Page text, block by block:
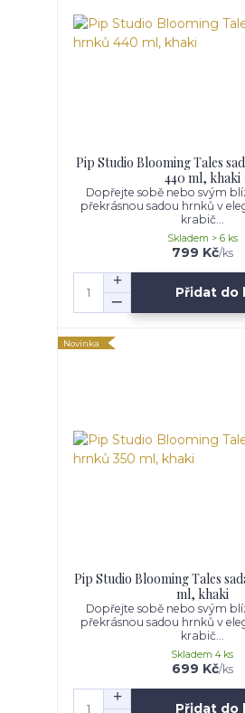
Pip Studio Blooming Tales
440 ml, khaki
Dopřejte sobě nebo svým
překrásnou sadou hrnků v
krabič...
799 Kč/ks
Skladem > 6 ks
Přidat do
Novinka
Pip Studio Blooming Tales
ml, khaki
Dopřejte sobě nebo svým
překrásnou sadou hrnků v
krabič...
699 Kč/ks
Skladem 4 ks
Přidat do